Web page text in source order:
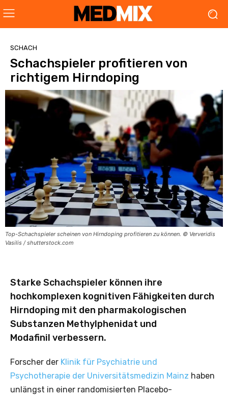
SCHACH
Schachspieler profitieren von
richtigem Hirndoping
Top-Schachspieler scheinen von Hirndoping profitieren zu können. © Ververidis
Vasilis / shutterstock.com
Starke Schachspieler können ihre
hochkomplexen kognitiven Fähigkeiten durch
Hirndoping mit den pharmakologischen
Substanzen Methylphenidat und
Modafinil verbessern.
Forscher der Klinik für Psychiatrie und
Psychotherapie der Universitätsmedizin Mainz haben
unlängst in einer randomisierten Placebo-